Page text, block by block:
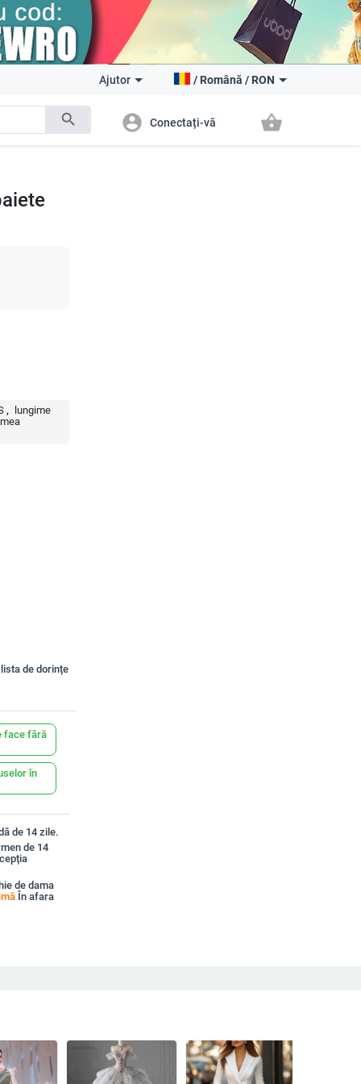
search
Ajutor / Română / RON
account_circle Conectați-vă shopping_basket
lungime
de dorințe
face fără
în
de 14 zile.
de 14
de dama
În afara